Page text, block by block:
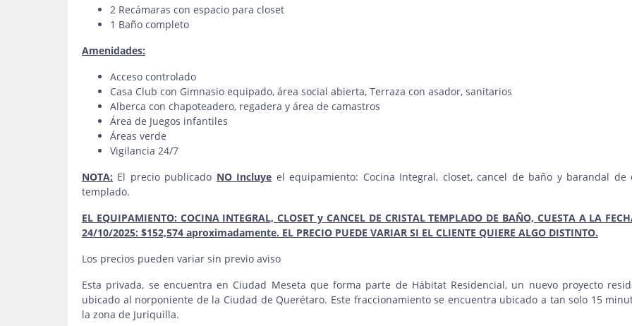
2 Recámaras con espacio para closet
1 Baño completo
Amenidades:
Acceso controlado
Casa Club con Gimnasio equipado, área social abierta, Terraza con asador, sanitarios
Alberca con chapoteadero, regadera y área de camastros
Área de Juegos infantiles
Áreas verde
Vigilancia 24/7
NOTA: El precio publicado NO Incluye el equipamiento: Cocina Integral, closet, cancel de baño y barandal de
templado.
EL EQUIPAMIENTO: COCINA INTEGRAL, CLOSET y CANCEL DE CRISTAL TEMPLADO DE BAÑO, CUESTA A LA
24/10/2025: $152,574 aproximadamente. EL PRECIO PUEDE VARIAR SI EL CLIENTE QUIERE ALGO DISTINTO.
Los precios pueden variar sin previo aviso
Esta privada, se encuentra en Ciudad Meseta que forma parte de Hábitat Residencial, un nuevo proyecto
ubicado al norponiente de la Ciudad de Querétaro. Este fraccionamiento se encuentra ubicado a tan solo 15
la zona de Juriquilla.